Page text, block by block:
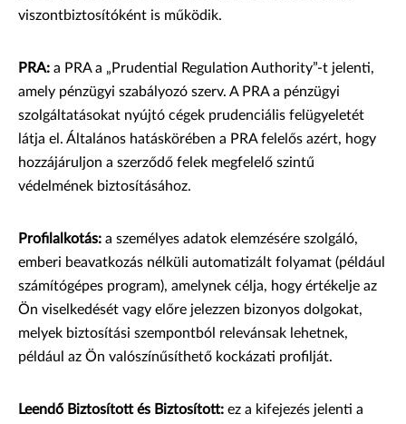
viszontbiztosítóként is működik.
PRA: a PRA a „Prudential Regulation Authority”-t jelenti,
amely pénzügyi szabályozó szerv. A PRA a pénzügyi
szolgáltatásokat nyújtó cégek prudenciális felügyeletét
látja el. Általános hatáskörében a PRA felelős azért, hogy
hozzájáruljon a szerződő felek megfelelő szintű
védelmének biztosításához.
Profilalkotás: a személyes adatok elemzésére szolgáló,
emberi beavatkozás nélküli automatizált folyamat (például
számítógépes program), amelynek célja, hogy értékelje az
Ön viselkedését vagy előre jelezzen bizonyos dolgokat,
melyek biztosítási szempontból relevánsak lehetnek,
például az Ön valószínűsíthető kockázati profilját.
Leendő Biztosított és Biztosított: ez a kifejezés jelenti a